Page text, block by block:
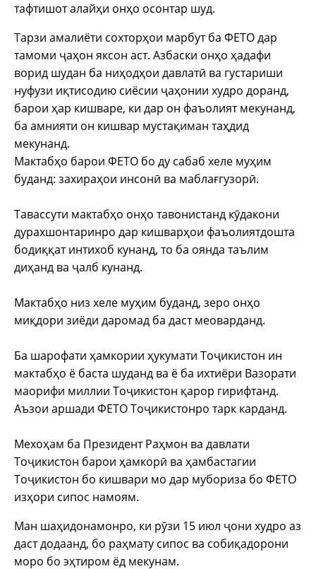
тафтишот алайҳи онҳо осонтар шуд.
Тарзи амалиёти сохторҳои марбут ба ФЕТО дар
тамоми ҷаҳон яксон аст. Азбаски онҳо ҳадафи
ворид шудан ба ниҳодҳои давлатӣ ва густариши
нуфузи иқтисодию сиёсии ҷаҳонии худро доранд,
барои ҳар кишваре, ки дар он фаъолият мекунанд,
ба амнияти он кишвар мустақиман таҳдид
мекунанд.
Мактабҳо барои ФЕТО бо ду сабаб хеле муҳим
буданд: захираҳои инсонӣ ва маблағгузорӣ.
Тавассути мактабҳо онҳо тавонистанд кӯдакони
дурахшонтаринро дар кишварҳои фаъолиятдошта
бодиққат интихоб кунанд, то ба оянда таълим
диҳанд ва ҷалб кунанд.
Мактабҳо низ хеле муҳим буданд, зеро онҳо
миқдори зиёди даромад ба даст меоварданд.
Ба шарофати ҳамкории ҳукумати Тоҷикистон ин
мактабҳо ё баста шуданд ва ё ба ихтиёри Вазорати
маорифи миллии Тоҷикистон қарор гирифтанд.
Аъзои аршади ФЕТО Тоҷикистонро тарк карданд.
Мехоҳам ба Президент Раҳмон ва давлати
Тоҷикистон барои ҳамкорӣ ва ҳамбастагии
Тоҷикистон бо кишвари мо дар мубориза бо ФЕТО
изҳори сипос намоям.
Ман шаҳидонамонро, ки рӯзи 15 июл ҷони худро аз
даст додаанд, бо раҳмату сипос ва собиқадорони
моро бо эҳтиром ёд мекунам.